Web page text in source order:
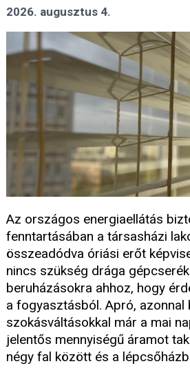
2026. augusztus 4.
Az országos energiaellátás
fenntartásában a társasházi
összeadódva óriási erőt
nincs szükség drága
beruházásokra ahhoz, hogy
a fogyasztásból. Apró, azonnal
szokásváltásokkal már a mai
jelentős mennyiségű áramot
négy fal között és a